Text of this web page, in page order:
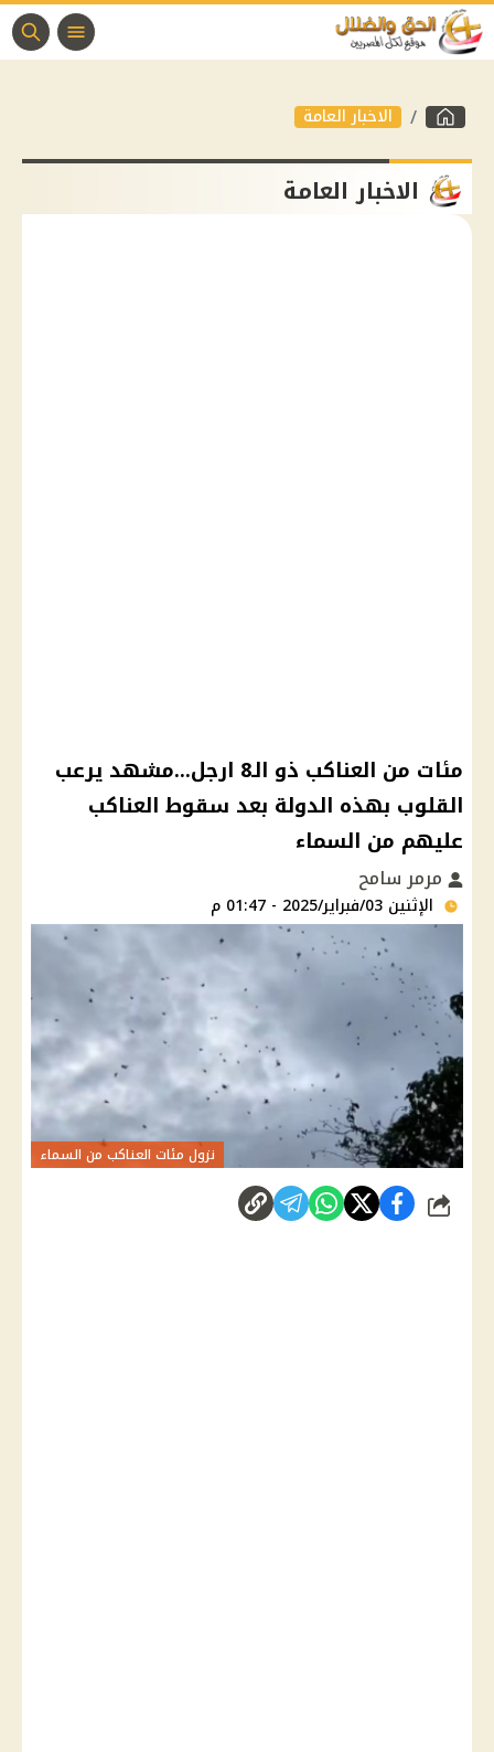
الاخبار العامة
الاخبار العامة
مئات من العناكب ذو الـ8 ارجل...مشهد يرعب
القلوب بهذه الدولة بعد سقوط العناكب
عليهم من السماء
مرمر سامح
الإثنين 03/فبراير/2025 - 01:47 م
نزول مئات العناكب من السماء
شارك